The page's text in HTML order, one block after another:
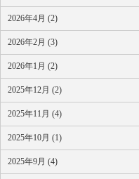
2026年4月 (2)
2026年2月 (3)
2026年1月 (2)
2025年12月 (2)
2025年11月 (4)
2025年10月 (1)
2025年9月 (4)